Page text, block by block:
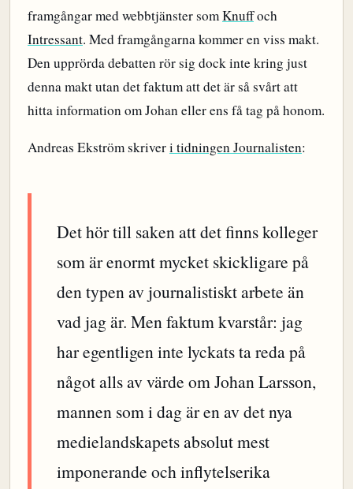
framgångar med webbtjänster somKnuffoch
Intressant. Med framgångarna kommer en viss makt.
Den upprörda debatten rör sig dock inte kring just
denna makt utan det faktum att det är så svårt att
hitta information om Johan eller ens få tag på honom.
Andreas Ekström skriveri tidningen Journalisten:
Det hör till saken att det finns kolleger
som är enormt mycket skickligare på
den typen av journalistiskt arbete än
vad jag är. Men faktum kvarstår: jag
har egentligen inte lyckats ta reda på
något alls av värde om Johan Larsson,
mannen som i dag är en av det nya
medielandskapets absolut mest
imponerande och inflytelserika